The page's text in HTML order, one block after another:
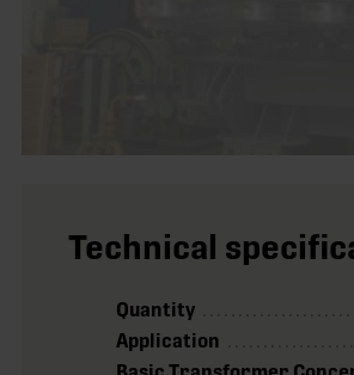
Technical
Quantity
Application